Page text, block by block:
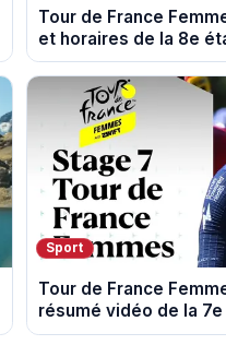
Tour de France
et horaires de la 8e
Sisteron et Nice
Sport
Tour de France
résumé vidéo de la
l'ascension du Mont